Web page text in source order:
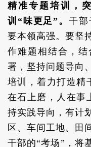
精准专题培训，
训“味更足”。 干部
要本领高强。要坚
作难题相结合，
署，坚持问题导向
培训，着力打造精
在石上磨，人在事
持实践导向，有计
区、车间工地、田
干部的“考场”，将